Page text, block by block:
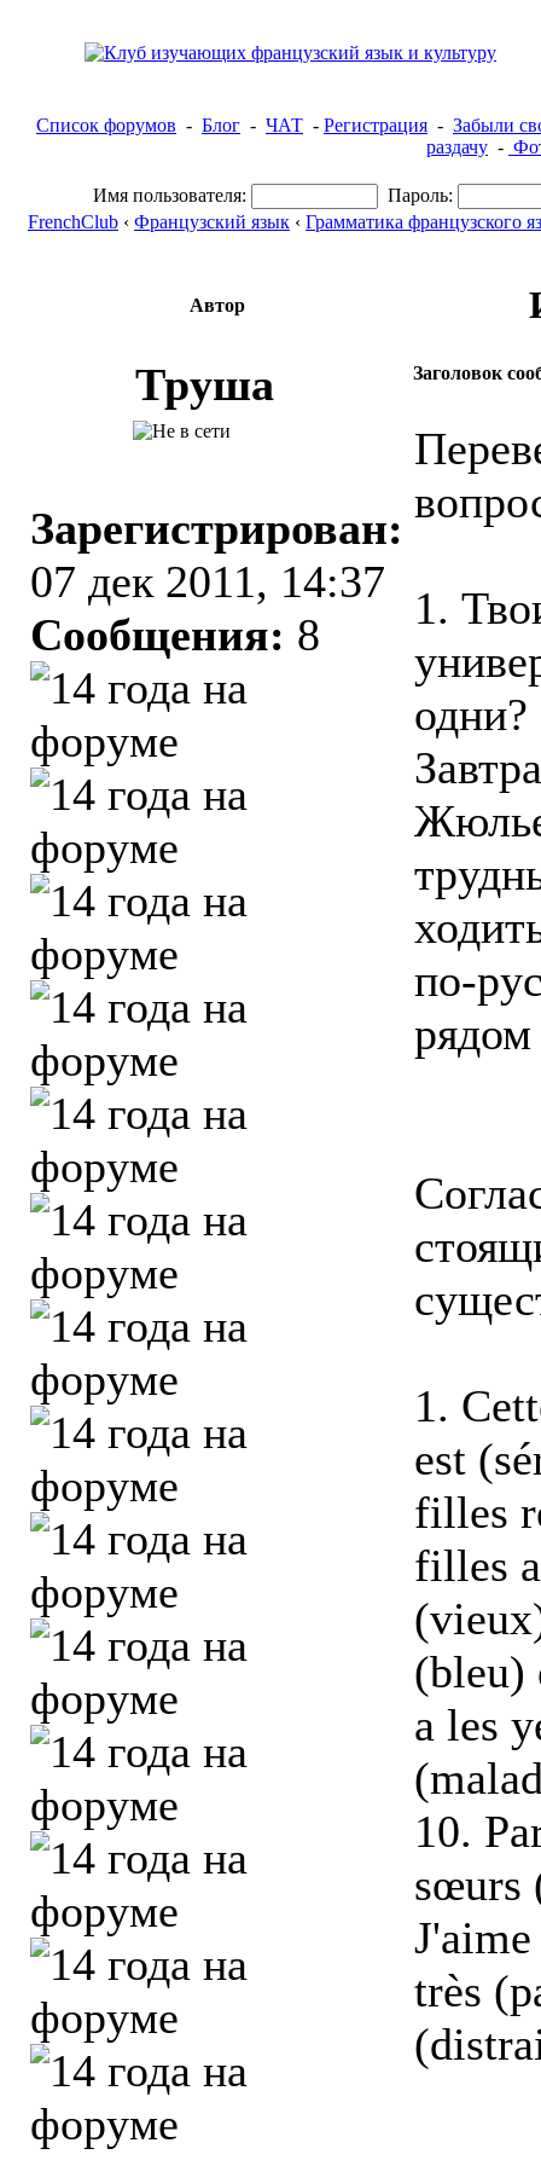
Список форумов - Блог - ЧАТ - Регистрация - Забыли
раздачу -
Имя пользователя:
Пароль:
FrenchClub ‹ Французский язык ‹ Грамматика французского
Автор
Труша Заголовок
Зарегистрирован:
07 дек 2011, 14:37
Сообщения: 8
1.
по-
1.
est
filles
filles
(bleu)
a les
10.
sœurs
très